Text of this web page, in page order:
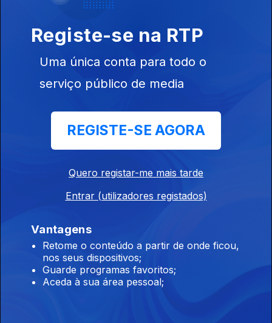
27 abr. 2017
Registe-se na RTP
Uma única conta para todo o
serviço público de media
REGISTE-SE AGORA
Quero registar-me mais tarde
Entrar (utilizadores registados)
Vantagens
Retome o conteúdo a partir de onde ficou,
nos seus dispositivos;
Guarde programas favoritos;
Aceda à sua área pessoal;